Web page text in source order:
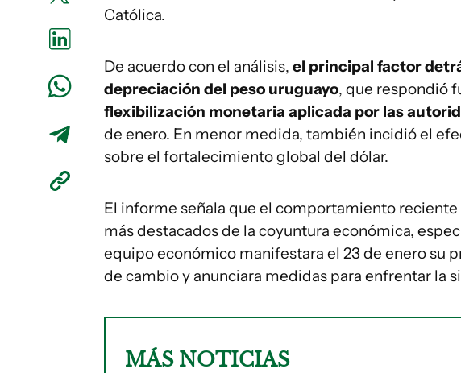
Católica.
De acuerdo con el análisis, el principal factor
depreciación del peso uruguayo, que respondió
flexibilización monetaria aplicada por las
de enero. En menor medida, también incidió el
sobre el fortalecimiento global del dólar.
El informe señala que el comportamiento reciente
más destacados de la coyuntura económica,
equipo económico manifestara el 23 de enero su
de cambio y anunciara medidas para enfrentar la
MÁS NOTICIAS